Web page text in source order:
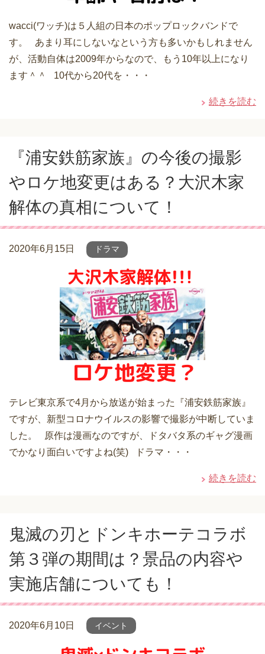
wacci(ワッチ)は５人組の日本のポップロックバンドで
す。 あまり耳にしないなという方も多いかもしれません
が、活動自体は2009年からなので、もう10年以上になり
ます＾＾ 10代から20代を・・・
続きを読む
『浦安鉄筋家族』の今後の撮影
やロケ地変更はある？大沢木家
解体の真相について！
2020年6月15日 ドラマ
テレビ東京系で4月から放送が始まった『浦安鉄筋家族』
ですが、新型コロナウイルスの影響で撮影が中断していま
した。 原作は漫画なのですが、ドタバタ系のギャグ漫画
でかなり面白いですよね(笑) ドラマ・・・
続きを読む
鬼滅の刃とドンキホーテコラボ
第３弾の期間は？景品の内容や
実施店舗についても！
2020年6月10日 イベント